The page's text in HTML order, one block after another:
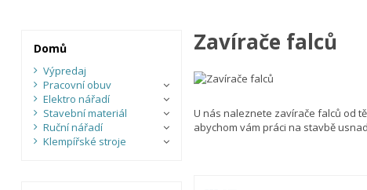
Zavírače falců
U nás naleznete zavírače falců od
abychom vám práci na stavbě
Domů
Výpredaj
Pracovní obuv
Elektro nářadí
Stavební materiál
Ruční nářadí
Klempířské stroje